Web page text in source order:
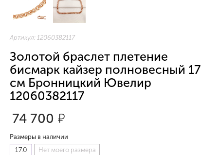
Артикул: 12060382117
Золотой браслет плетение
бисмарк кайзер полновесный 17
см Бронницкий Ювелир
12060382117
74 700 р.
Размеры в наличии
17.0
Нет моего размера